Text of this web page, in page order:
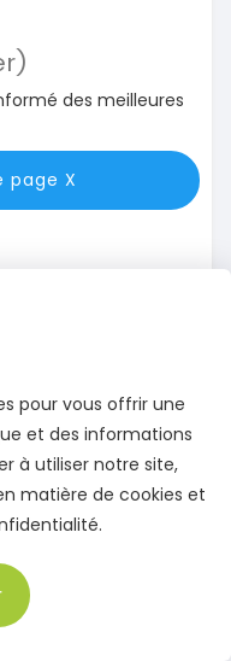
des meilleures
page X
rester informé des
Instagram
pour vous offrir une
et des informations
à utiliser notre site,
matière de cookies et